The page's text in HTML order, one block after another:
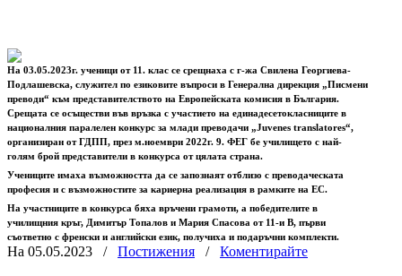
На 03.05.2023г. ученици от 11. клас се срещнаха с г-жа Свилена Георгиева-
Подлашевска, служител по езиковите въпроси в Генерална дирекция „Писмени
преводи“ към представителството на Европейската комисия в България.
Срещата се осъществи във връзка с участието на единадесетокласниците в
националния паралелен конкурс за млади преводачи „Juvenes translatores“,
организиран от ГДПП, през м.ноември 2022г. 9. ФЕГ бе училището с най-
голям брой представители в конкурса от цялата страна.
Учениците имаха възможността да се запознаят отблизо с преводаческата
професия и с възможностите за кариерна реализация в рамките на ЕС.
На участниците в конкурса бяха връчени грамоти, а победителите в
училищния кръг, Димитър Топалов и Мария Спасова от 11-и В, първи
съответно с френски и английски език, получиха и подаръчни комплекти.
На 05.05.2023 / Постижения / Коментирайте